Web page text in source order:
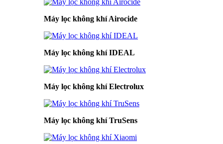
Máy lọc không khí Airocide
Máy lọc không khí IDEAL
Máy lọc không khí Electrolux
Máy lọc không khí TruSens